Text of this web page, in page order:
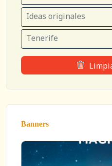
Ideas originales
Tenerife
Banners